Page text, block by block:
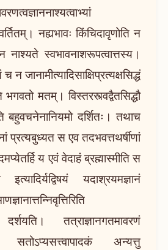
नह्यभावः किंचिदावृणोति न
नाश्यते स्वभावनाशरूपत्वात्तस्य।
न जानामीत्यादिसाक्षिप्रत्यक्षसिद्धं
भगवतो मतम्। विस्तरस्त्वद्वैतसिद्धौ
बहुवचनेनानियमो दर्शितः। तथाच
प्रत्यबुध्यत स एव तदभवत्तथर्षीणां
य एवं वेदाहं ब्रह्मास्मीति स
यदाश्रयमज्ञानं
दर्शयति। तत्राज्ञानगतमावरणं
अन्यत्तु